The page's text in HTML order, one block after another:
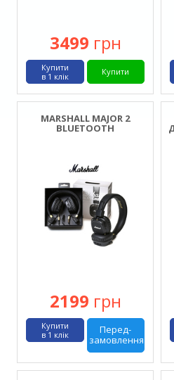
3499 грн
Купити
Купити
в 1 клік
MARSHALL MAJOR 2
BLUETOOTH
2199 грн
Перед-
замовлення
Купити
в 1 клік